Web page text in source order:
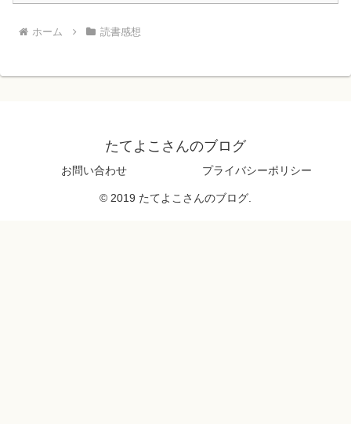
ホーム 読書感想
たてよこさんのブログ
お問い合わせ プライバシーポリシー
© 2019 たてよこさんのブログ.